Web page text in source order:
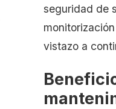
seguridad de
vistazo a